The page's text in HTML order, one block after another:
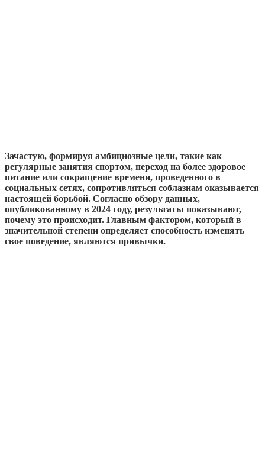
Зачастую, формируя амбициозные цели, такие как
регулярные занятия спортом, переход на более здоровое
питание или сокращение времени, проведенного в
социальных сетях, сопротивляться соблазнам оказывается
настоящей борьбой. Согласно обзору данных,
опубликованному в 2024 году, результаты показывают,
почему это происходит. Главным фактором, который в
значительной степени определяет способность изменять
свое поведение, являются привычки.